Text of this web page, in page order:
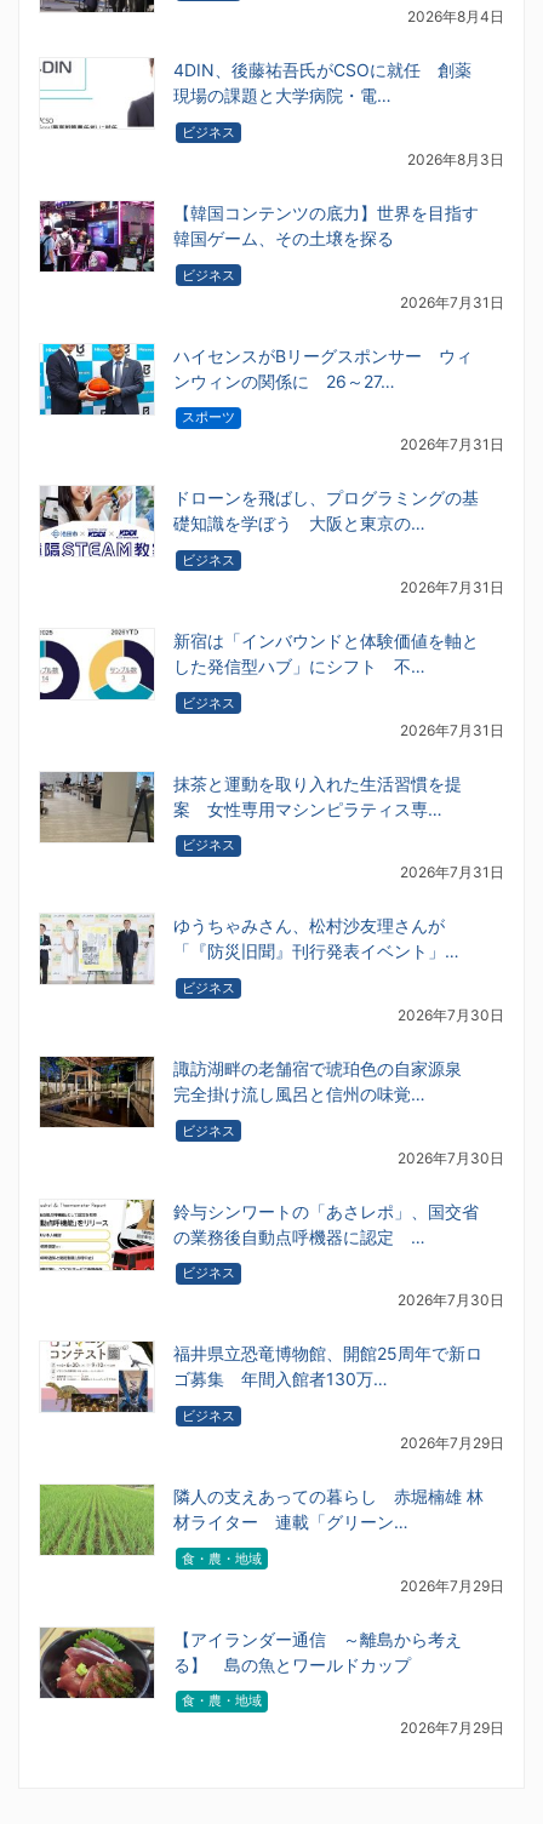
2026年8月4日
4DIN、後藤祐吾氏がCSOに就任 創薬
現場の課題と大学病院・電…
ビジネス
2026年8月3日
【韓国コンテンツの底力】世界を目指す
韓国ゲーム、その土壌を探る
ビジネス
2026年7月31日
ハイセンスがBリーグスポンサー ウィ
ンウィンの関係に 26～27…
スポーツ
2026年7月31日
ドローンを飛ばし、プログラミングの基
礎知識を学ぼう 大阪と東京の…
ビジネス
2026年7月31日
新宿は「インバウンドと体験価値を軸と
した発信型ハブ」にシフト 不…
ビジネス
2026年7月31日
抹茶と運動を取り入れた生活習慣を提
案 女性専用マシンピラティス専…
ビジネス
2026年7月31日
ゆうちゃみさん、松村沙友理さんが
「『防災旧聞』刊行発表イベント」…
ビジネス
2026年7月30日
諏訪湖畔の老舗宿で琥珀色の自家源泉
完全掛け流し風呂と信州の味覚…
ビジネス
2026年7月30日
鈴与シンワートの「あさレポ」、国交省
の業務後自動点呼機器に認定 …
ビジネス
2026年7月30日
福井県立恐竜博物館、開館25周年で新ロ
ゴ募集 年間入館者130万…
ビジネス
2026年7月29日
隣人の支えあっての暮らし 赤堀楠雄 林
材ライター 連載「グリーン…
食・農・地域
2026年7月29日
【アイランダー通信 ～離島から考え
る】 島の魚とワールドカップ
食・農・地域
2026年7月29日